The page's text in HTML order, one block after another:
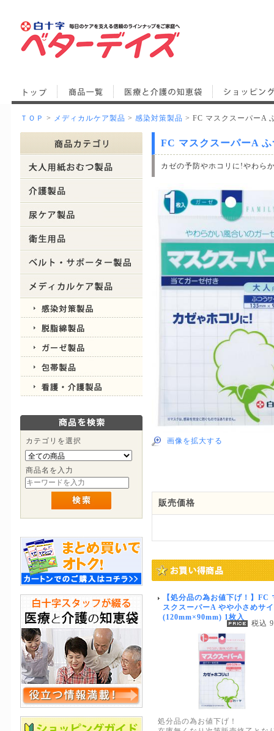
ＴＯＰ > メディカルケア製品 > 感染対策製品 > FC マスクスーパーA
カテゴリを選択
商品名を入力
FC マスクスーパーA
カゼの予防やホコリに!やわら
画像を拡大する
販売価格
【処分品の為お値下げ！】FC
スクスーパーA やや小さめサ
(120mm×90mm) 1枚入
税込
処分品の為お値下げ！